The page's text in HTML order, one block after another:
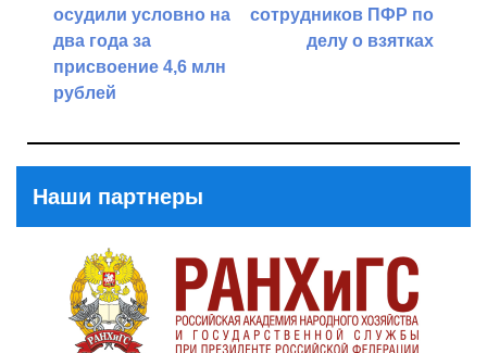
осудили условно на
два года за
присвоение 4,6 млн
рублей
сотрудников ПФР по
делу о взятках
Наши партнеры